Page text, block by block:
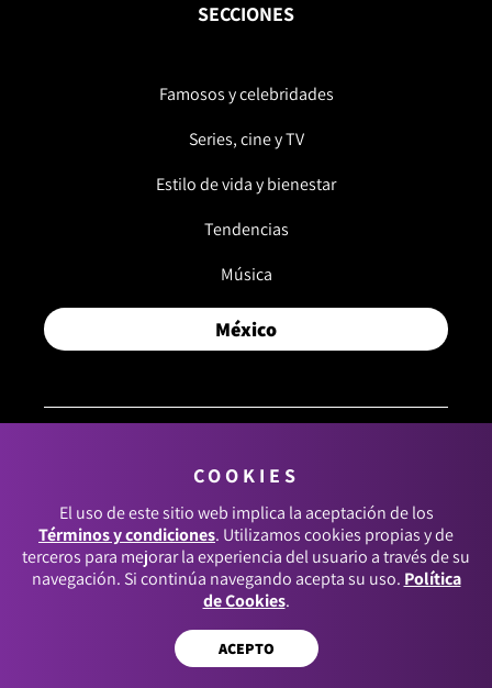
SECCIONES
Famosos y celebridades
Series, cine y TV
Estilo de vida y bienestar
Tendencias
Música
México
© 2026, RCN MEDIOS. TODOS LOS DERECHOS
RESERVADOS.
Términos y condiciones
Política de datos personales
Política de cookies
COOKIES
El uso de este sitio web implica la aceptación de los
Términos y condiciones. Utilizamos cookies propias y de
terceros para mejorar la experiencia del usuario a través de su
navegación. Si continúa navegando acepta su uso. Política
de Cookies.
ACEPTO